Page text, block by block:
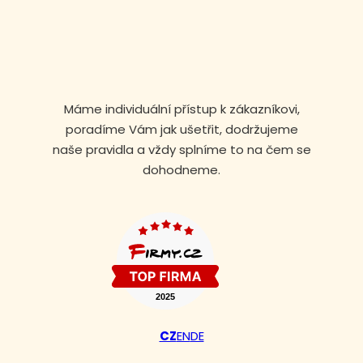
Máme individuální přístup k zákazníkovi,
poradíme Vám jak ušetřit, dodržujeme
naše pravidla a vždy splníme to na čem se
dohodneme.
CZENDE